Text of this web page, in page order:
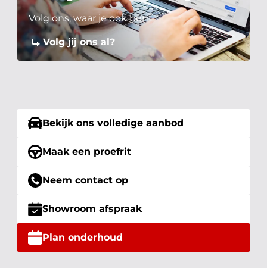
Volg ons, waar je ook bent
Volg jij ons al?
Bekijk ons volledige aanbod
Maak een proefrit
Neem contact op
Showroom afspraak
Plan onderhoud